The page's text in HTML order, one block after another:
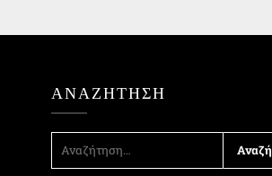
ΑΝΑΖΉΤΗΣΗ
ΓΙΑ: